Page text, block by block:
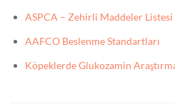
ASPCA – Zehirli Maddeler Listesi
AAFCO Beslenme Standartları
Köpeklerde Glukozamin